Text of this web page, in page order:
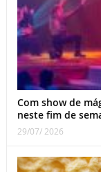
Com show de
neste fim de
29/07/ 2026